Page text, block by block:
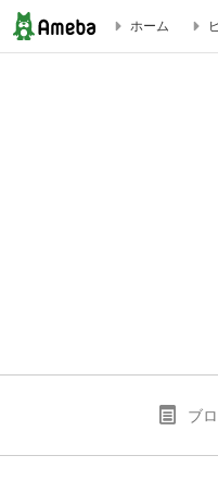
ピラティスで未来へつな
ホーム
ブ